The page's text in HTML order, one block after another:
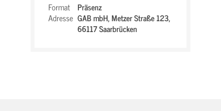
Format
Präsenz
Adresse GAB mbH,Metzer Straße 123,
66117 Saarbrücken